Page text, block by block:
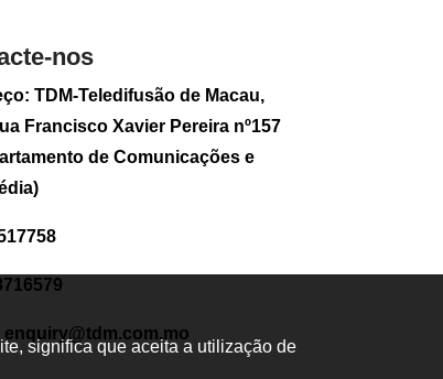
Intangível é desejo
da Associação dos
2026-08-05 16:59
com «satisfação» à
como Património
nos
TDM-Teledifusão de Macau,
Francisco Xavier Pereira nº157
de Comunicações e
enquiry@tdm.com.mo
significa que aceita a utilização de